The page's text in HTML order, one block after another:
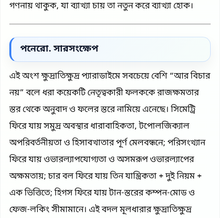
গণনায় থাকুক, যা ব্যাখ্যা চায় তা নতুন করে ব্যাখ্যা হোক।
পনেরো. সারসংক্ষেপ
এই অংশ ক্ষুদ্রাতিক্ষুদ্র প্যারাডাইমে সবচেয়ে বেশি “আর বিচার
নয়” বলে ধরা কয়েকটি নেতৃত্বকারী ফলককে রাজক্ষমতার
স্তর থেকে অনুবাদ ও ফলের স্তরে নামিয়ে এনেছে। সিমেট্রি
ফিরে যায় সমুদ্র অবস্থার ধারাবাহিকতা, টপোলজিক্যাল
অপরিবর্তনীয়তা ও হিসাবখাতার পূর্ণ মেলবন্ধনে; পরিসংখ্যান
ফিরে যায় ওভারল্যাপযোগ্যতা ও অসমরূপ ওভারল্যাপের
অক্ষমতায়; চার বল ফিরে যায় তিন যান্ত্রিকতা + দুই নিয়ম +
এক ভিত্তিতে; হিগস ফিরে যায় টান-স্তরের কম্পন-মোড ও
ফেজ-লকিং সীমামানে। এই বদল মূলধারার ক্ষুদ্রাতিক্ষুদ্র